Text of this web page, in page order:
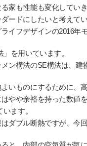
家も性能も変化してい
ードにしたいと考えてい
イフデザインの2016年
を用いています。
ン構法のSE構法は、建
いものにするために、
やや余裕を持った数値
ます。
ダブル断熱ですが、今